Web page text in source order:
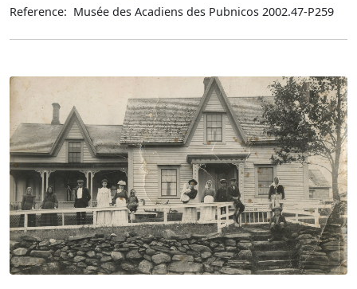
Reference: Musée des Acadiens des Pubnicos 2002.47-P259